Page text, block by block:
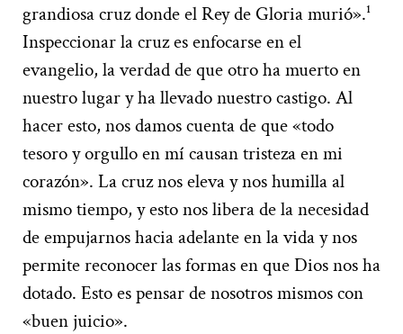
grandiosa cruz donde el Rey de Gloria murió».¹
Inspeccionar la cruz es enfocarse en el
evangelio, la verdad de que otro ha muerto en
nuestro lugar y ha llevado nuestro castigo. Al
hacer esto, nos damos cuenta de que «todo
tesoro y orgullo en mí causan tristeza en mi
corazón». La cruz nos eleva y nos humilla al
mismo tiempo, y esto nos libera de la necesidad
de empujarnos hacia adelante en la vida y nos
permite reconocer las formas en que Dios nos ha
dotado. Esto es pensar de nosotros mismos con
«buen juicio».